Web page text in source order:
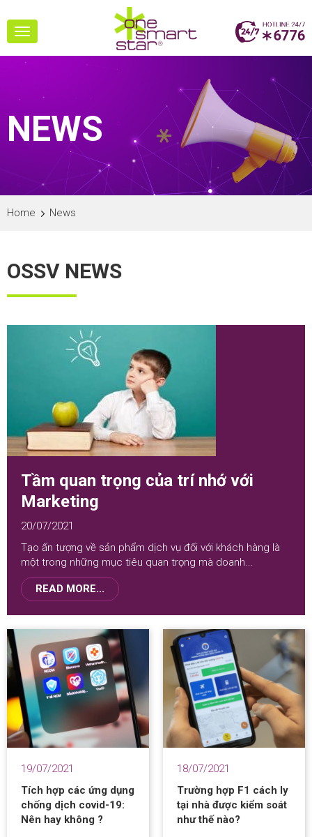
Toggle
navigation
NEWS
Home News
OSSV NEWS
Tầm quan trọng của trí nhớ với
Marketing
20/07/2021
Tạo ấn tượng về sản phẩm dịch vụ đối với khách hàng là
một trong những mục tiêu quan trọng mà doanh...
READ MORE...
19/07/2021
Tích hợp các ứng dụng
chống dịch covid-19:
Nên hay không ?
18/07/2021
Trường hợp F1 cách ly
tại nhà được kiểm soát
như thế nào?